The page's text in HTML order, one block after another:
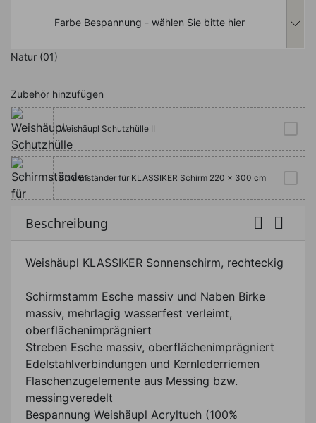
Farbe Bespannung - wählen Sie bitte hier
Natur (01)
Zubehör hinzufügen
Weishäupl Schutzhülle II
Schirmständer für KLASSIKER Schirm 220 x 300 cm
Beschreibung  
Weishäupl KLASSIKER Sonnenschirm, rechteckig
Schirmstamm Esche massiv und Naben Birke
massiv, mehrlagig wasserfest verleimt,
oberflächenimprägniert
Streben Esche massiv, oberflächenimprägniert
Edelstahlverbindungen und Kernlederriemen
Flaschenzugelemente aus Messing bzw.
messingveredelt
Bespannung Weishäupl Acryltuch (100%